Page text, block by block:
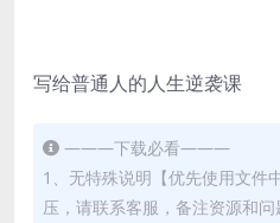
写给普通人的人生逆袭课
———下载必看———
1、无特殊说明【优先使用文件
压，请联系客服，备注资源和问